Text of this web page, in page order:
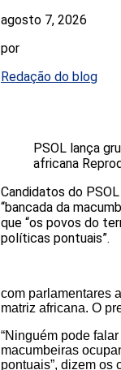
agosto 7, 2026
por
Redação do blog
PSOL lança
africana
Candidatos do
“bancada da
que “os povos do
políticas pontuais”.
com parlamentares
matriz africana. O
“Ninguém pode
macumbeiras
pontuais”, dizem os